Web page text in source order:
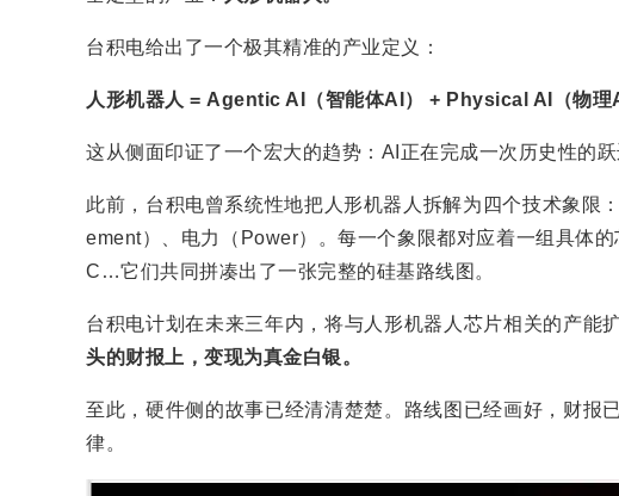
台积电给出了一个极其精准的产业定义：
人形机器人 = Agentic AI（智能体AI） + Physical AI（物理
这从侧面印证了一个宏大的趋势：AI正在完成一次历史性的跃
此前，台积电曾系统性地把人形机器人拆解为四个技术象限
ement）、电力（Power）。每一个象限都对应着一组具体
C…它们共同拼凑出了一张完整的硅基路线图。
台积电计划在未来三年内，将与人形机器人芯片相关的产能扩
头的财报上，变现为真金白银。
至此，硬件侧的故事已经清清楚楚。路线图已经画好，财报
律。